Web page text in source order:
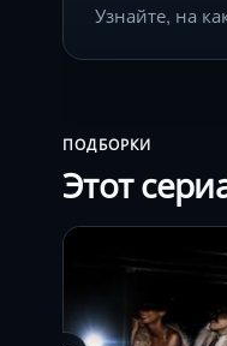
Узнайте, на
ПОДБОРКИ
Этот